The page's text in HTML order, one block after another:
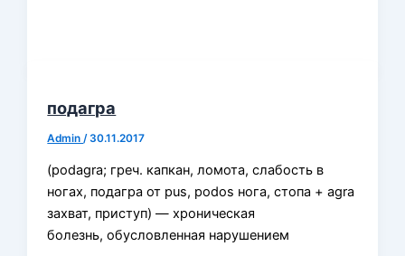
подагра
Admin /30.11.2017
(podagra; греч. капкан, ломота, слабость в
ногах, подагра от pus, podos нога, стопа + agra
захват, приступ) — хроническая
болезнь, обусловленная нарушением